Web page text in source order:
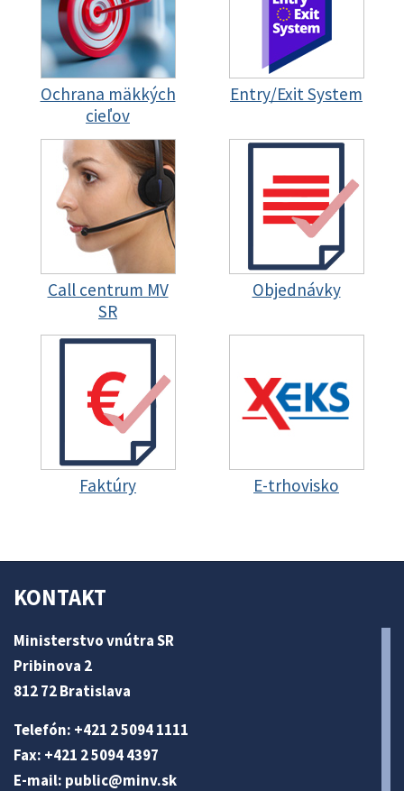
Ochrana mäkkých
cieľov
Entry/Exit System
Call centrum MV
SR
Objednávky
Faktúry E-trhovisko
KONTAKT
Ministerstvo vnútra SR
Pribinova 2
812 72 Bratislava
Telefón: +421 2 5094 1111
Fax: +421 2 5094 4397
E-mail: public@minv.sk